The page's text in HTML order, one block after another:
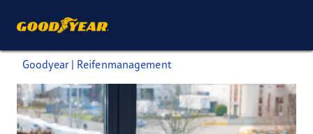
Goodyear | Reifenmanagement